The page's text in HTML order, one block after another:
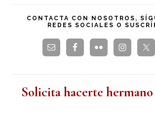
esta
CONTACTA CON NOSOTROS,
REDES SOCIALES O
Solicita hacerte hermano